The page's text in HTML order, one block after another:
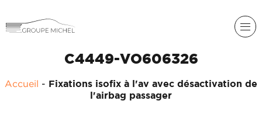
C4449-VO606326
Accueil - Fixations isofix à l'av avec désactivation de
l'airbag passager